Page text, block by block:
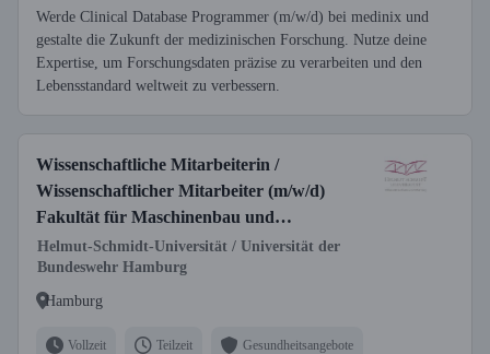
Werde Clinical Database Programmer (m/w/d) bei medinix und
gestalte die Zukunft der medizinischen Forschung. Nutze deine
Expertise, um Forschungsdaten präzise zu verarbeiten und den
Lebensstandard weltweit zu verbessern.
Wissenschaftliche Mitarbeiterin /
Wissenschaftlicher Mitarbeiter (m/w/d)
Fakultät für Maschinenbau und
Bauingenieurwesen, Professur für
Massivbau
Helmut-Schmidt-Universität / Universität der
Bundeswehr Hamburg
Hamburg
Vollzeit Teilzeit Gesundheitsangebote